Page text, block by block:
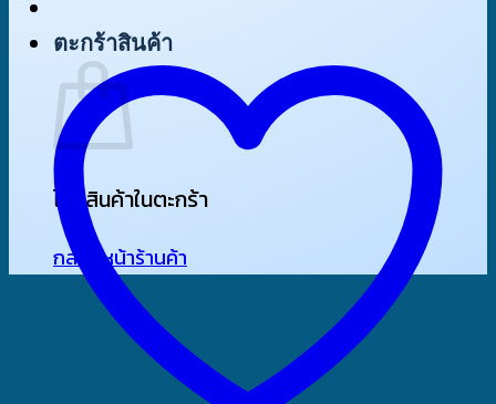
ตะกร้าสินค้า
ไม่มีสินค้าในตะกร้า
กลับสู่หน้าร้านค้า